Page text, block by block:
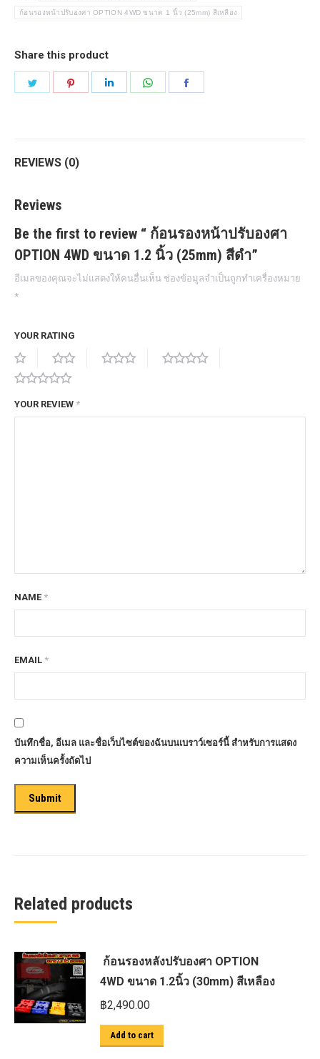
4WD ขนาด
นิ้ว
(25mm)
สีดำ
ก้อนรองหน้าปรับองศา OPTION 4WD ขนาด 1 นิ้ว (25mm) สีเหลือง
Share this product
REVIEWS (0)
Reviews
Be the first to review “ ก้อนรองหน้าปรับองศา
OPTION 4WD ขนาด 1.2 นิ้ว (25mm) สีดำ”
อีเมลของคุณจะไม่แสดงให้คนอื่นเห็น ช่องข้อมูลจำเป็นถูกทำเครื่องหมาย
*
YOUR RATING
YOUR REVIEW *
NAME *
EMAIL *
บันทึกชื่อ, อีเมล และชื่อเว็บไซต์ของฉันบนเบราว์เซอร์นี้ สำหรับการแสดง
ความเห็นครั้งถัดไป
Related products
ก้อนรองหลังปรับองศา OPTION
4WD ขนาด 1.2นิ้ว (30mm) สีเหลือง
฿2,490.00
Add to cart